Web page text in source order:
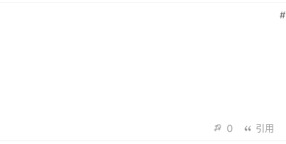
0 引用